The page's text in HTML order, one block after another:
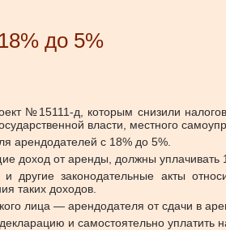
до 5%
№15111-д, которым снизили
власти, местного
арендодателей с 18% до 5%.
доход от аренды, должны уплачивать
другие законодательные акты
таких доходов.
лица — арендодателя от сдачи в
и самостоятельно уплатить